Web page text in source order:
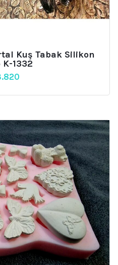
Kuş Tabak Silikon
K-1332